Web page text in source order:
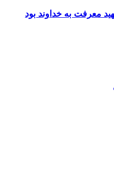
معرفت به خداوند بود